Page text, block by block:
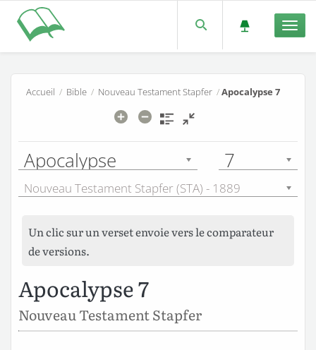
Accueil / Bible / Nouveau Testament Stapfer /Apocalypse 7
Apocalypse 7
Nouveau Testament Stapfer (STA) - 1889
Un clic sur un verset envoie vers le comparateur
de versions.
Apocalypse 7
Nouveau Testament Stapfer